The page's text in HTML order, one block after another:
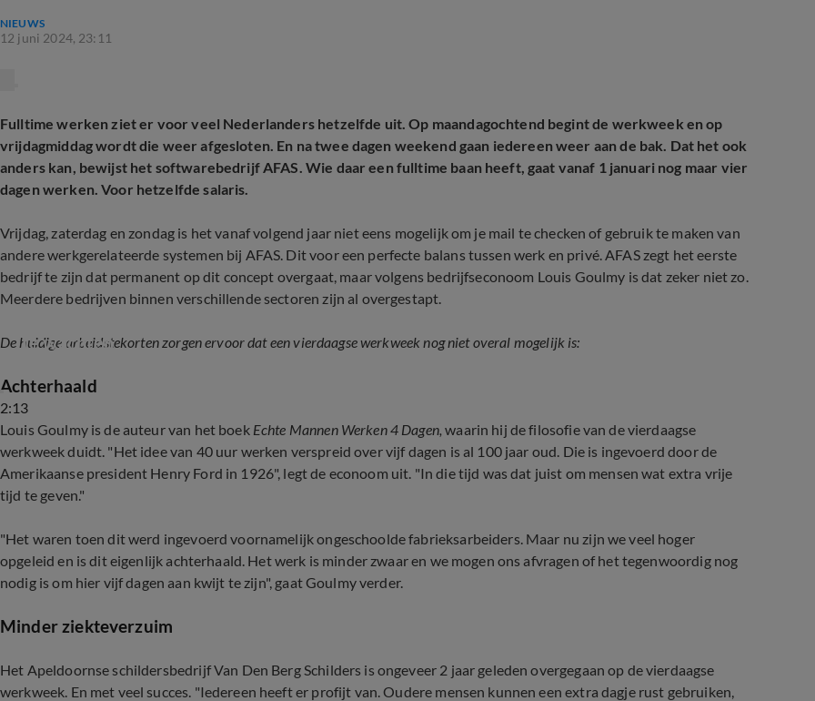
NIEUWS
12 juni 2024, 23:11
Fulltime werken ziet er voor veel Nederlanders hetzelfde uit. Op maandagochtend begint de werkweek en op
vrijdagmiddag wordt die weer afgesloten. En na twee dagen weekend gaan iedereen weer aan de bak. Dat het ook
anders kan, bewijst het softwarebedrijf AFAS. Wie daar een fulltime baan heeft, gaat vanaf 1 januari nog maar vier
dagen werken. Voor hetzelfde salaris.
Vrijdag, zaterdag en zondag is het vanaf volgend jaar niet eens mogelijk om je mail te checken of gebruik te maken van
andere werkgerelateerde systemen bij AFAS. Dit voor een perfecte balans tussen werk en privé. AFAS zegt het eerste
bedrijf te zijn dat permanent op dit concept overgaat, maar volgens bedrijfseconoom Louis Goulmy is dat zeker niet zo.
Meerdere bedrijven binnen verschillende sectoren zijn al overgestapt.
De huidige arbeidstekorten zorgen ervoor dat een vierdaagse werkweek nog niet overal mogelijk is:
2:13
te wachten
Achterhaald
Louis Goulmy is de auteur van het boek Echte Mannen Werken 4 Dagen, waarin hij de filosofie van de vierdaagse
werkweek duidt. "Het idee van 40 uur werken verspreid over vijf dagen is al 100 jaar oud. Die is ingevoerd door de
Amerikaanse president Henry Ford in 1926", legt de econoom uit. "In die tijd was dat juist om mensen wat extra vrije
tijd te geven."
"Het waren toen dit werd ingevoerd voornamelijk ongeschoolde fabrieksarbeiders. Maar nu zijn we veel hoger
opgeleid en is dit eigenlijk achterhaald. Het werk is minder zwaar en we mogen ons afvragen of het tegenwoordig nog
nodig is om hier vijf dagen aan kwijt te zijn", gaat Goulmy verder.
Minder ziekteverzuim
Het Apeldoornse schildersbedrijf Van Den Berg Schilders is ongeveer 2 jaar geleden overgegaan op de vierdaagse
werkweek. En met veel succes. "Iedereen heeft er profijt van. Oudere mensen kunnen een extra dagje rust gebruiken,